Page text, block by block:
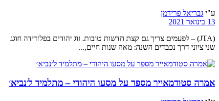
ע"י גבריאל פרידמן
13 בינואר 2021
(JTA) – לפעמים צריך גם קצת חדשות טובות. זוג יהודים בפלורידה חוגג
שני ציוני דרך נכבדים השנה: מאה שנות חיים,...
אמרה סטודמאייר מספר על מסעו היהודי – מתלמיד ל׳נביא׳